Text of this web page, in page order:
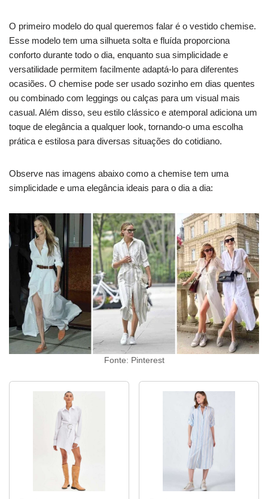
O primeiro modelo do qual queremos falar é o vestido chemise.
Esse modelo tem uma silhueta solta e fluída proporciona
conforto durante todo o dia, enquanto sua simplicidade e
versatilidade permitem facilmente adaptá-lo para diferentes
ocasiões. O chemise pode ser usado sozinho em dias quentes
ou combinado com leggings ou calças para um visual mais
casual. Além disso, seu estilo clássico e atemporal adiciona um
toque de elegância a qualquer look, tornando-o uma escolha
prática e estilosa para diversas situações do cotidiano.
Observe nas imagens abaixo como a chemise tem uma
simplicidade e uma elegância ideais para o dia a dia:
Fonte: Pinterest